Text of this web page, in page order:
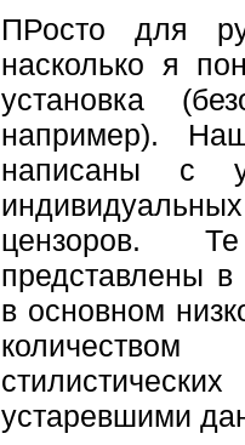
ПРосто для
насколько я
установка
например).
написаны с
цензоров.
представлены в
в основном
устаревшими